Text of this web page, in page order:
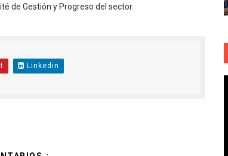
de Gestión y Progreso del sector.
Linkedin